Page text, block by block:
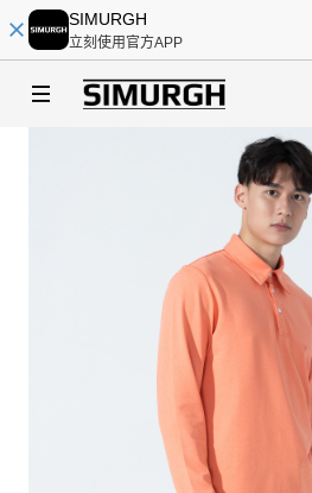
SIMURGH
立刻使用官方APP